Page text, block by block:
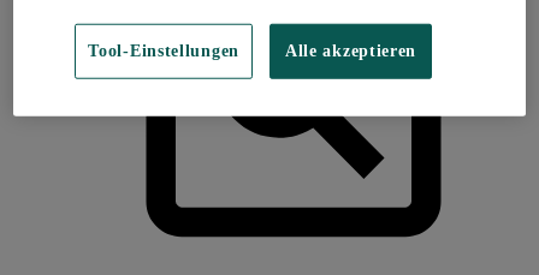
Tool-Einstellungen Alle akzeptieren